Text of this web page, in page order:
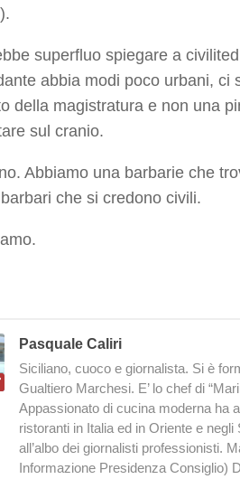
superfluo spiegare a
abbia modi poco urbani, ci
della magistratura e non una
sul cranio.
Abbiamo una barbarie che
che si credono civili.
Pasquale Caliri
Siciliano, cuoco e giornalista. Si è
Gualtiero Marchesi. E’ lo chef di
Appassionato di cucina moderna ha
ristoranti in Italia ed in Oriente e
all’albo dei giornalisti professionisti.
Informazione Presidenza Consiglio)